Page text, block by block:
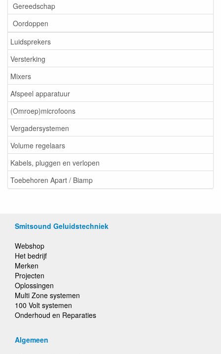
Gereedschap
Oordoppen
Luidsprekers
Versterking
Mixers
Afspeel apparatuur
(Omroep)microfoons
Vergadersystemen
Volume regelaars
Kabels, pluggen en verlopen
Toebehoren Apart / Biamp
Smitsound Geluidstechniek
Webshop
Het bedrijf
Merken
Projecten
Oplossingen
Multi Zone systemen
100 Volt systemen
Onderhoud en Reparaties
Algemeen